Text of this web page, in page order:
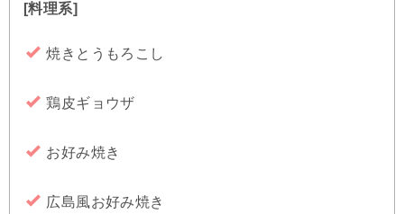
[料理系]
焼きとうもろこし
鶏皮ギョウザ
お好み焼き
広島風お好み焼き